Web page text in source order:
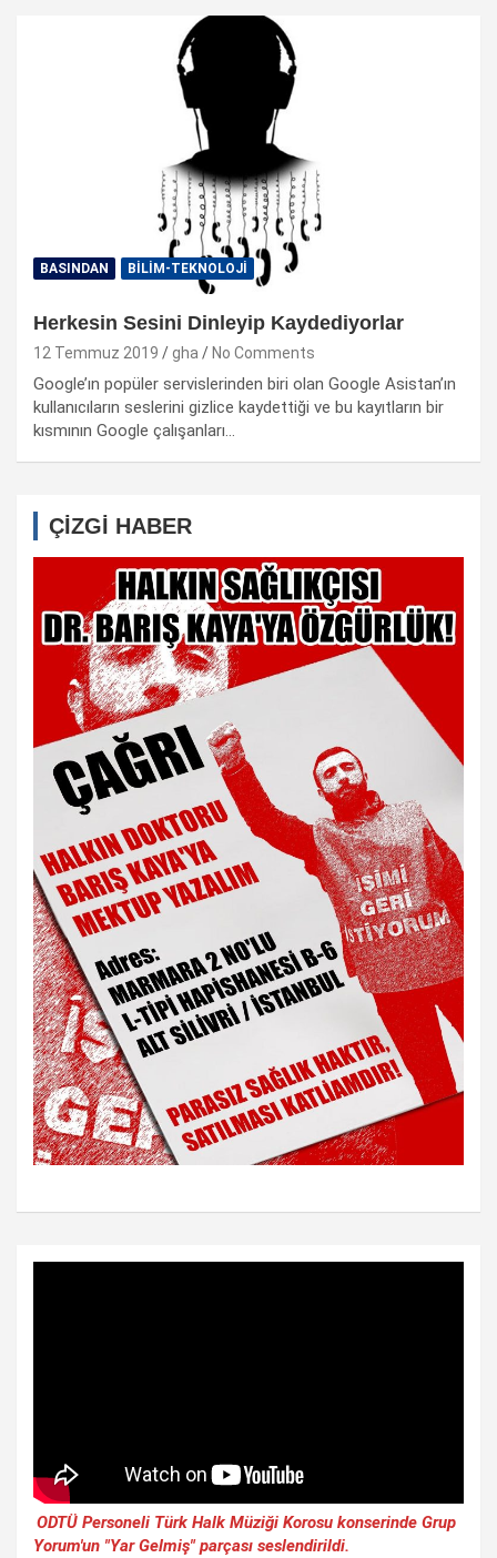
BASINDAN BİLİM-TEKNOLOJİ
Herkesin Sesini Dinleyip Kaydediyorlar
12 Temmuz 2019 gha No Comments
Google’ın popüler servislerinden biri olan Google Asistan’ın
kullanıcıların seslerini gizlice kaydettiği ve bu kayıtların bir
kısmının Google çalışanları…
ÇİZGİ HABER
ODTÜ Personeli Türk Halk Müziği Korosu konserinde Grup
Yorum'un "Yar Gelmiş" parçası seslendirildi.